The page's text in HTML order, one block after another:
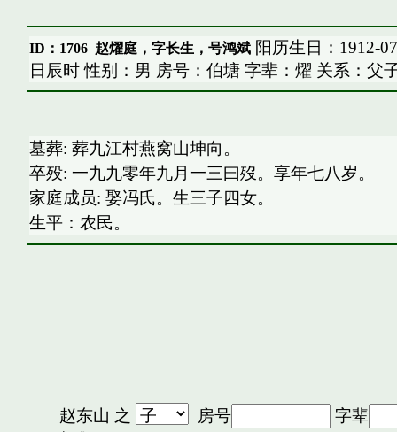
ID：1706 赵燿庭，字长生，号鸿斌阳历生日：1912-
日辰时 性别：男 房号：伯塘 字辈：燿 关系：父
墓葬: 葬九江村燕窝山坤向。
卒殁: 一九九零年九月一三曰歿。享年七八岁。
家庭成员: 娶冯氏。生三子四女。
生平：农民。
赵东山 之 房号
字辈